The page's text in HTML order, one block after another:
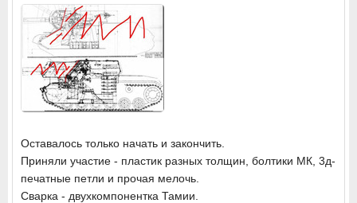
Оставалось только начать и закончить.
Приняли участие - пластик разных толщин, болтики МК, 3д-
печатные петли и прочая мелочь.
Сварка - двухкомпонентка Тамии.